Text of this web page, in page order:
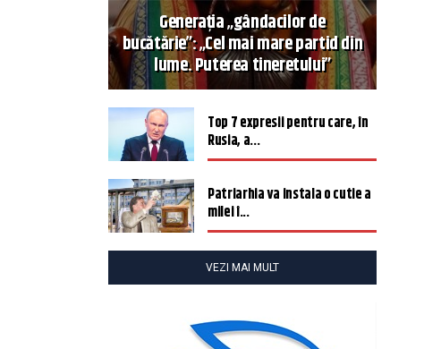
Generația „gândacilor de
bucătărie”: „Cel mai mare partid din
lume. Puterea tineretului”
Top 7 expresii pentru care, în
Rusia, a...
Patriarhia va instala o cutie a
milei î...
VEZI MAI MULT